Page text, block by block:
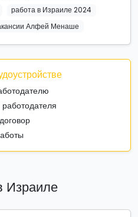
работа в Израиле 2024
Алфей Менаше
Израиле